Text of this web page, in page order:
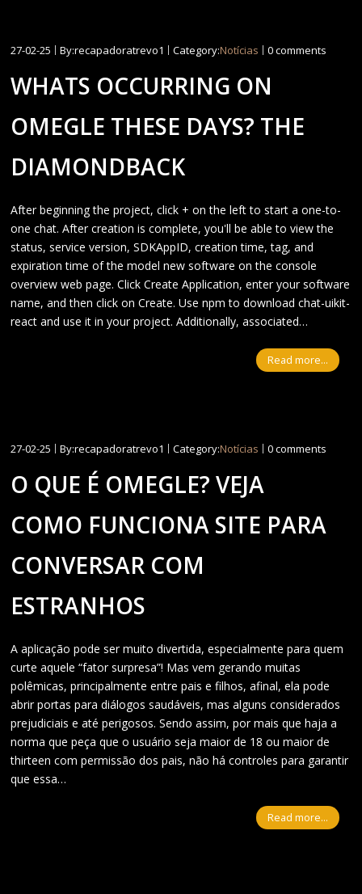
27-02-25 By:recapadoratrevo1 Category:Notícias 0 comments
WHATS OCCURRING ON
OMEGLE THESE DAYS? THE
DIAMONDBACK
After beginning the project, click + on the left to start a one-to-
one chat. After creation is complete, you'll be able to view the
status, service version, SDKAppID, creation time, tag, and
expiration time of the model new software on the console
overview web page. Click Create Application, enter your software
name, and then click on Create. Use npm to download chat-uikit-
react and use it in your project. Additionally, associated…
Read more...
27-02-25 By:recapadoratrevo1 Category:Notícias 0 comments
O QUE É OMEGLE? VEJA
COMO FUNCIONA SITE PARA
CONVERSAR COM
ESTRANHOS
A aplicação pode ser muito divertida, especialmente para quem
curte aquele “fator surpresa”! Mas vem gerando muitas
polêmicas, principalmente entre pais e filhos, afinal, ela pode
abrir portas para diálogos saudáveis, mas alguns considerados
prejudiciais e até perigosos. Sendo assim, por mais que haja a
norma que peça que o usuário seja maior de 18 ou maior de
thirteen com permissão dos pais, não há controles para garantir
que essa…
Read more...